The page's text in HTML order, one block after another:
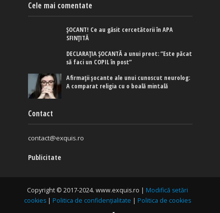
Cele mai comentate
ȘOCANT! Ce au găsit cercetătorii în APA
SFINȚITĂ
DECLARAȚIA ȘOCANTĂ a unui preot: ”Este păcat
să faci un COPIL în post”
Afirmaţii şocante ale unui cunoscut neurolog:
A comparat religia cu o boală mintală
Contact
contact@exquis.ro
Publicitate
Copyright © 2017-2024. www.exquis.ro | Modifică setări
cookies | Politica de confidențialitate | Politica de cookies